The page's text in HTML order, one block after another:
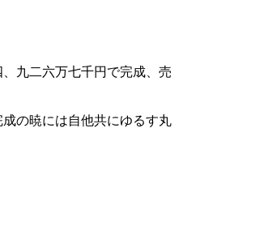
九二六万七千円で完成、売
の暁には自他共にゆるす丸